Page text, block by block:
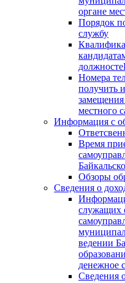
органе
Порядок
службу
Номера
получить
местного
Информация с
Время
Обзоры
Сведения о
служащих
ведении
денежное
Сведения